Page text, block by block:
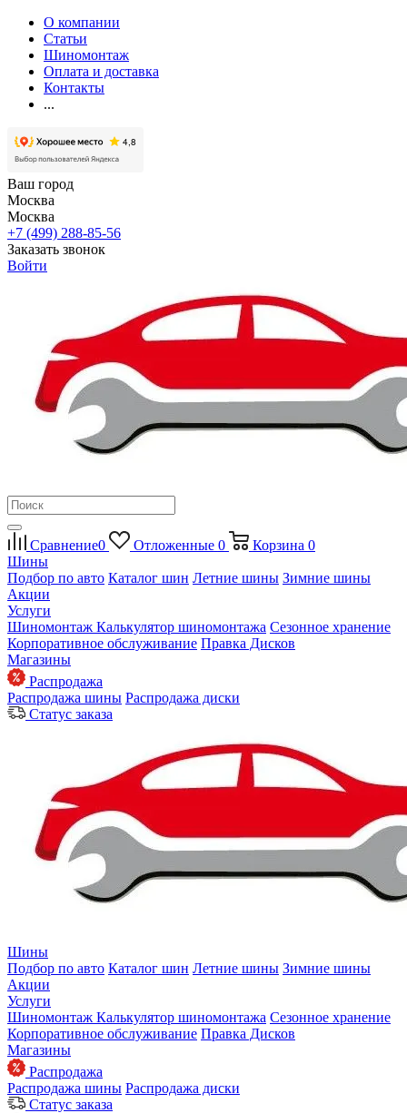
О компании
Статьи
Шиномонтаж
Оплата и доставка
Контакты
...
Ваш город
Москва
Москва
+7 (499) 288-85-56
Заказать звонок
Войти
Сравнение0 Отложенные 0 Корзина 0
Шины
Подбор по авто Каталог шин Летние шины Зимние шины
Акции
Услуги
Шиномонтаж Калькулятор шиномонтажа Сезонное хранение
Корпоративное обслуживание Правка Дисков
Магазины
Распродажа
Распродажа шины Распродажа диски
Статус заказа
Шины
Подбор по авто Каталог шин Летние шины Зимние шины
Акции
Услуги
Шиномонтаж Калькулятор шиномонтажа Сезонное хранение
Корпоративное обслуживание Правка Дисков
Магазины
Распродажа
Распродажа шины Распродажа диски
Статус заказа